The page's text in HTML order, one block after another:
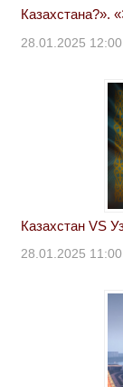
Казахстана?».
28.01.2025 12:00
Казахстан VS
28.01.2025 11:00